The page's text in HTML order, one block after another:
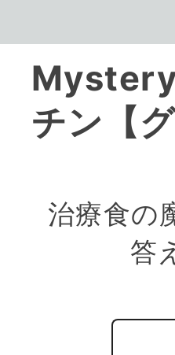
チン【
治療食の
答